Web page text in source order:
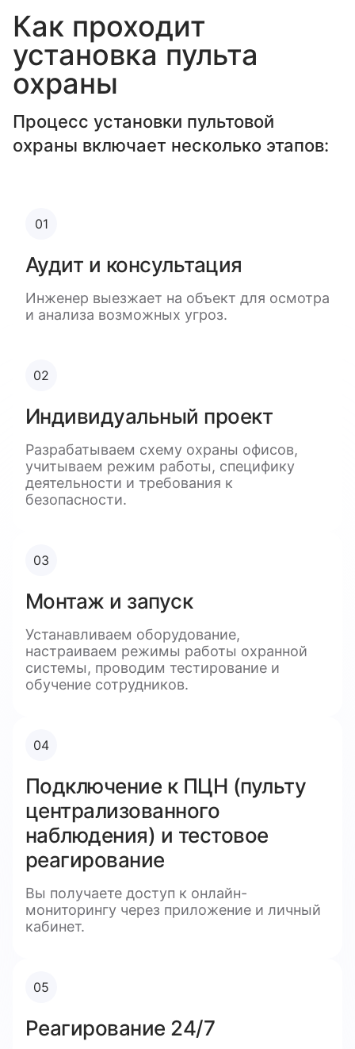
Как проходит
установка пульта
охраны
Процесс установки пультовой
охраны включает несколько этапов:
01
Аудит и консультация
Инженер выезжает на объект для осмотра
и анализа возможных угроз.
02
Индивидуальный проект
Разрабатываем схему охраны офисов,
учитываем режим работы, специфику
деятельности и требования к
безопасности.
03
Монтаж и запуск
Устанавливаем оборудование,
настраиваем режимы работы охранной
системы, проводим тестирование и
обучение сотрудников.
04
Подключение к ПЦН (пульту
централизованного
наблюдения) и тестовое
реагирование
Вы получаете доступ к онлайн-
мониторингу через приложение и личный
кабинет.
05
Реагирование 24/7